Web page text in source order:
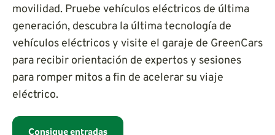
movilidad. Pruebe vehículos eléctricos de última
generación, descubra la última tecnología de
vehículos eléctricos y visite el garaje de GreenCars
para recibir orientación de expertos y sesiones
para romper mitos a fin de acelerar su viaje
eléctrico.